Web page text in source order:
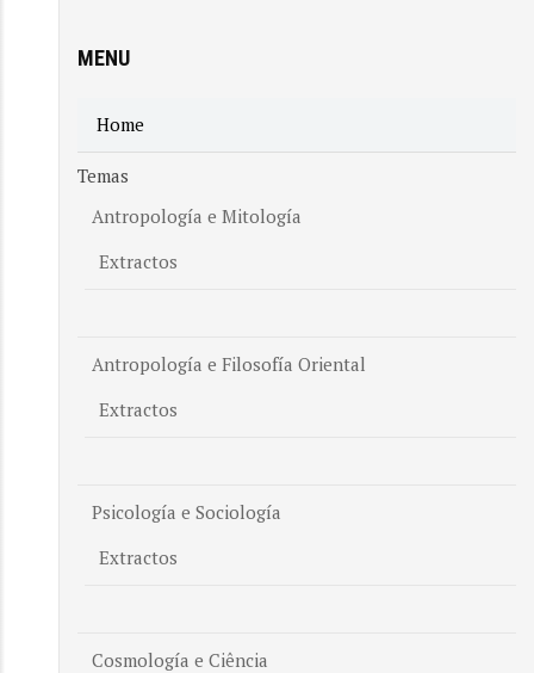
MENU
Home
Temas
Antropología e Mitología
Extractos
Antropología e Filosofía Oriental
Extractos
Psicología e Sociología
Extractos
Cosmología e Ciência